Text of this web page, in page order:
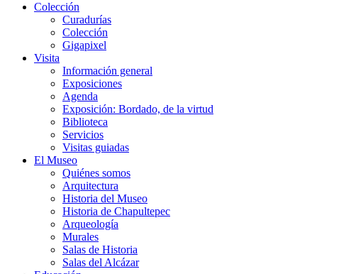
Colección
Curadurías
Colección
Gigapixel
Visita
Información general
Exposiciones
Agenda
Exposición: Bordado, de la virtud
Biblioteca
Servicios
Visitas guiadas
El Museo
Quiénes somos
Arquitectura
Historia del Museo
Historia de Chapultepec
Arqueología
Murales
Salas de Historia
Salas del Alcázar